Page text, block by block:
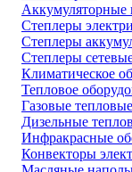
Аккумуляторные
Степлеры
Степлеры
Степлеры
Климатическое
Тепловое
Газовые
Дизельные
Инфракрасные
Конвекторы